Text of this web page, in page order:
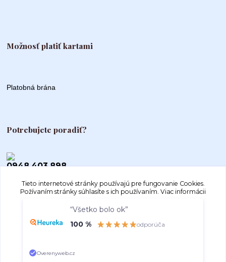
Možnosť platiť kartami
Platobná brána
Potrebujete poradiť?
0948 403 898
info@autogood.sk
Vytvorené na
Tieto internetové stránky používajú pre fungovanie Cookies.
Požívaním stránky súhlasíte s ich používaním. Viac informácii
Nastavenia Súhlasím
“Všetko bolo ok”
100 %
odporúča
Overenyweb.cz